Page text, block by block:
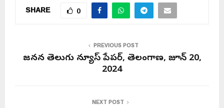
SHARE 0
PREVIOUS POST
జనసేన తెలుగు న్యూస్ పేపర్, తెలంగాణ, జూన్ 20,
2024
NEXT POST